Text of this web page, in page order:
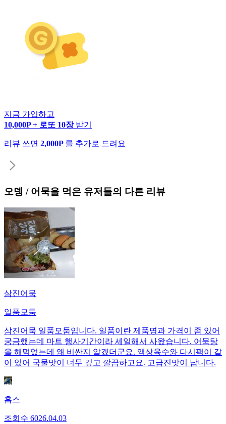
지금 가입하고
10,000P + 로또 10장 받기
리뷰 쓰면 2,000P 를 추가로 드려요
오뎅 / 어묵을 먹은 유저들의 다른 리뷰
삼진어묵
일품모둠
삼진어묵 일품모둠입니다. 일품이란 제품명과 가격이 좀 있어
궁금했는데 마트 행사기간이라 세일해서 사왔습니다. 어묵탕
을 해먹었는데 왜 비싼지 알겠더군요. 액상육수와 다시팩이 같
이 있어 국물맛이 너무 깊고 깔끔하고요. 고급진맛이 납니다.
홉스
조회수 6026.04.03